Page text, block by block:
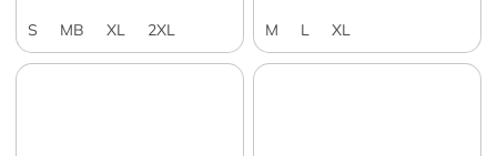
S MB XL 2XL M L XL